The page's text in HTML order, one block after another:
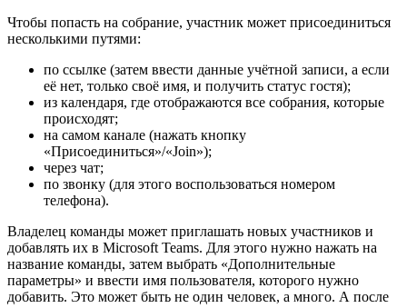
Чтобы попасть на собрание, участник может присоединиться
несколькими путями:
по ссылке (затем ввести данные учётной записи, а если
её нет, только своё имя, и получить статус гостя);
из календаря, где отображаются все собрания, которые
происходят;
на самом канале (нажать кнопку
«Присоединиться»/«Join»);
через чат;
по звонку (для этого воспользоваться номером
телефона).
Владелец команды может приглашать новых участников и
добавлять их в Microsoft Teams. Для этого нужно нажать на
название команды, затем выбрать «Дополнительные
параметры» и ввести имя пользователя, которого нужно
добавить. Это может быть не один человек, а много. А после